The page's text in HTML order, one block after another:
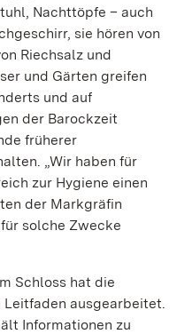
Nachttöpfe – auch
sie hören von
Riechsalz und
und Gärten greifen
und auf
der Barockzeit
früherer
„Wir haben für
zur Hygiene einen
der Markgräfin
solche Zwecke
Schloss hat die
ausgearbeitet.
Informationen zu